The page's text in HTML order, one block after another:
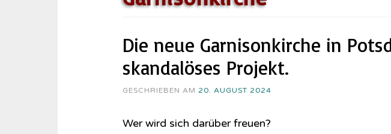
Die neue Garnisonkirche in
skandalöses Projekt.
GESCHRIEBEN AM 20. AUGUST 2024
Wer wird sich darüber freuen?